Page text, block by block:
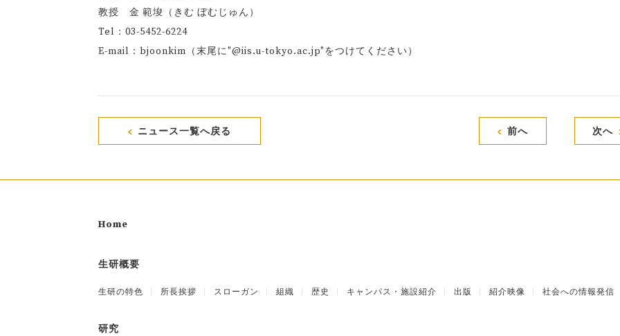
教授 金 範埈（きむ ぼむじゅん）
Tel：03-5452-6224
E-mail：bjoonkim（末尾に"@iis.u-tokyo.ac.jp"をつけてください）
ニュース一覧へ戻る 前へ 次へ
Home
生研概要
生研の特色 所長挨拶 スローガン 組織 歴史 キャンパス・施設紹介 出版 紹介映像 社会への情報発信
研究